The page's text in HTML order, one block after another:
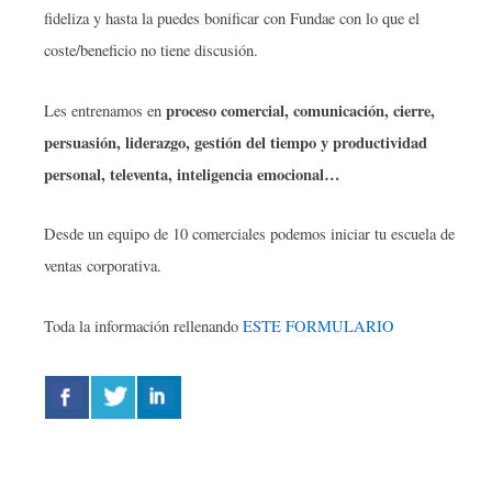
fideliza y hasta la puedes bonificar con Fundae con lo que el
coste/beneficio no tiene discusión.
Les entrenamos en proceso comercial, comunicación, cierre,
persuasión, liderazgo, gestión del tiempo y productividad
personal, televenta, inteligencia emocional…
Desde un equipo de 10 comerciales podemos iniciar tu escuela de
ventas corporativa.
Toda la información rellenando ESTE FORMULARIO